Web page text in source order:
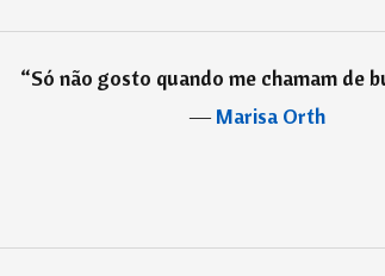
“Só não gosto quando me chamam de
―Marisa Orth